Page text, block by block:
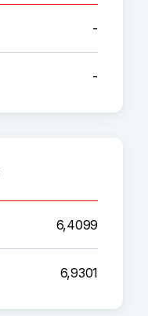
-
-
6,4099
6,9301